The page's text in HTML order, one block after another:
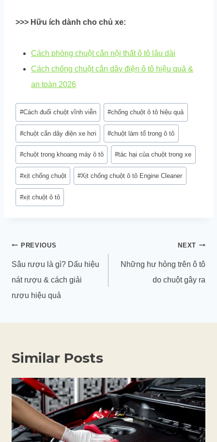
>>> Hữu ích dành cho chủ xe:
Cách phòng chuột cắn nội thất ô tô lâu dài
Cách chống chuột cắn dây điện ô tô hiệu quả &
an toàn 2026
Post
Tags:
#Cách đuổi chuột vĩnh viễn #chống chuột ô tô hiệu quả
#chuột cắn dây điện xe hơi #chuột làm tổ trong ô tô
#chuột trong khoang máy ô tô #tác hại của chuột trong xe
#xịt chống chuột #Xịt chống chuột ô tô Engine Cleaner
#xịt chuột ô tô
Điều
hướng
bài
viết
PREVIOUS
Sâu rượu là gì? Dấu hiệu
nát rượu & cách giải
rượu hiệu quả
NEXT
Những hư hỏng trên ô tô
do chuột gây ra
Similar Posts